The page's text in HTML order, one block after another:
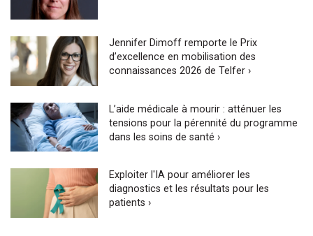
Jennifer Dimoff remporte le Prix
d’excellence en mobilisation des
connaissances 2026 de Telfer ›
L’aide médicale à mourir : atténuer les
tensions pour la pérennité du programme
dans les soins de santé ›
Exploiter l'IA pour améliorer les
diagnostics et les résultats pour les
patients ›